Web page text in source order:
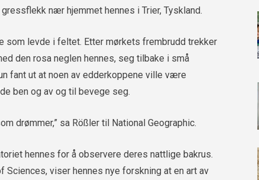
nær hjemmet hennes i Trier, Tyskland.
som levde i feltet. Etter mørkets frembrudd trekker
den rosa neglen hennes, seg tilbake i små
fant ut at noen av edderkoppene ville være
ben og av og til bevege seg.
drømmer,” sa Rößler til National Geographic.
hennes for å observere deres nattlige bakrus.
viser hennes nye forskning at en art av